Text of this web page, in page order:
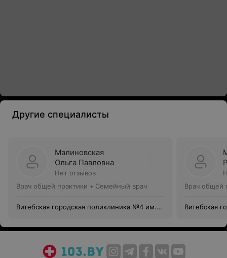
Другие специалисты
Малиновская
Ольга Павловна
Нет отзывов
Врач общей практики • Семейный врач
Витебская городская поликлиника №4 им.
Врач общей
Витебская